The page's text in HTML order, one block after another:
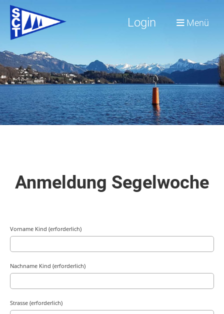
Login Menü
Anmeldung Segelwoche
Vorname Kind (erforderlich)
Nachname Kind (erforderlich)
Strasse (erforderlich)